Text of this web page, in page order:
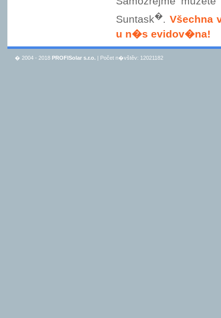
Suntask�.
u n�s evidov�na!
� 2004 - 2018 PROFISolar s.r.o. | Počet n�vštěv: 12021182